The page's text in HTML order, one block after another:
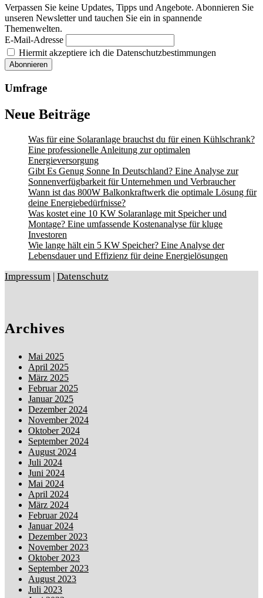
Tag?
Verpassen Sie keine Updates, Tipps und Angebote. Abonnieren Sie
unseren Newsletter und tauchen Sie ein in spannende
Themenwelten.
E-Mail-Adresse
Hiermit akzeptiere ich die Datenschutzbestimmungen
Umfrage
Neue Beiträge
Was für eine Solaranlage brauchst du für einen Kühlschrank?
Eine professionelle Anleitung zur optimalen
Energieversorgung
Gibt Es Genug Sonne In Deutschland? Eine Analyse zur
Sonnenverfügbarkeit für Unternehmen und Verbraucher
Wann ist das 800W Balkonkraftwerk die optimale Lösung für
deine Energiebedürfnisse?
Was kostet eine 10 KW Solaranlage mit Speicher und
Montage? Eine umfassende Kostenanalyse für kluge
Investoren
Wie lange hält ein 5 KW Speicher? Eine Analyse der
Lebensdauer und Effizienz für deine Energielösungen
Impressum | Datenschutz
Archives
Mai 2025
April 2025
März 2025
Februar 2025
Januar 2025
Dezember 2024
November 2024
Oktober 2024
September 2024
August 2024
Juli 2024
Juni 2024
Mai 2024
April 2024
März 2024
Februar 2024
Januar 2024
Dezember 2023
November 2023
Oktober 2023
September 2023
August 2023
Juli 2023